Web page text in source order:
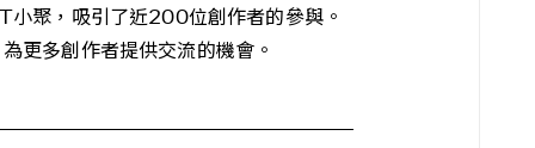
小聚，吸引了近200位創作者的參與。
更多創作者提供交流的機會。